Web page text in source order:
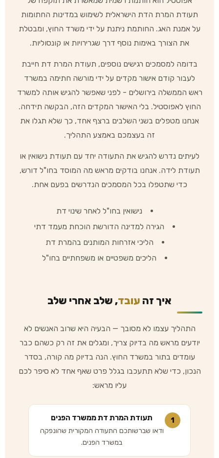
תעודת המרת הדת הישראלית לשימוש במדינות החתומות
על אמנת האג. החותמת ניתנת על ידי משרד החוץ, ומבטלת
את הצורך באימות נוסף דרך שגרירויות או קונסוליות.
בדומה למסמכים רגישים נוספים, תעודת המרת דת חייבת
לעבור קודם אישור מקדים על ידי מורשה חתימה במשרד
ראש הממשלה בירושלים - לפני שאפשר להגיש אותה למשרד
החוץ לאפוסטיל. בלי האישור המקדים הזה, הבקשה תידחה.
אנחנו מטפלים בשני השלבים ברצף אחד, כך שלא תגלו את
זה בעצמכם באמצע התהליך.
לעיתים נדרש להגיש את התעודה יחד עם תעודת נישואין או
תעודת לידה. אנחנו בודקים מראש מה המוסד בחו"ל דורש,
כדי שתטפלו בכל המסמכים הנדרשים בפעם אחת.
נישואין בחו"ל לאחר שינוי דת
הגירה למדינה הדורשת הוכחת מעמד דתי
הליכי אזרחות המותנים בהמרת דת
הליכים משפטיים או משפחתיים בחו"ל
איך זה עובד, שלב אחרי שלב
התהליך עצמו לא מסובך — הבעיה היא שרוב האנשים לא
יודעים מראש מה בדיוק צריך, ומגלים את זה רק כשהם כבר
עומדים בתור במשרד החוץ. הנה בדיוק מה קורה, בסדר
הנכון, כדי שלא תתעכבו בגלל פרט שאף אחד לא סיפר לכם
עליו מראש:
1
תעודת המרת דת ממשרד הפנים
ודאו שברשותכם התעודה המקורית שהונפקה
במשרד הפנים.